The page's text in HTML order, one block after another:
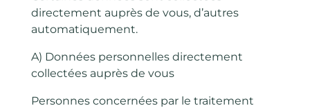
directement auprès de vous, d’autres
automatiquement.
A) Données personnelles directement
collectées auprès de vous
Personnes concernées par le traitement